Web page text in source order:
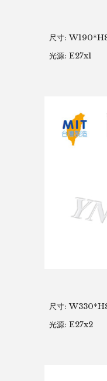
尺寸:
光源: E27x1
尺寸:
光源: E27x2